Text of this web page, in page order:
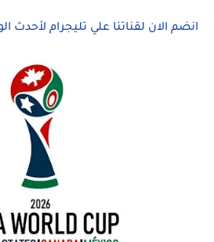
انضم الان لقناتنا علي تليجرام لأحدث